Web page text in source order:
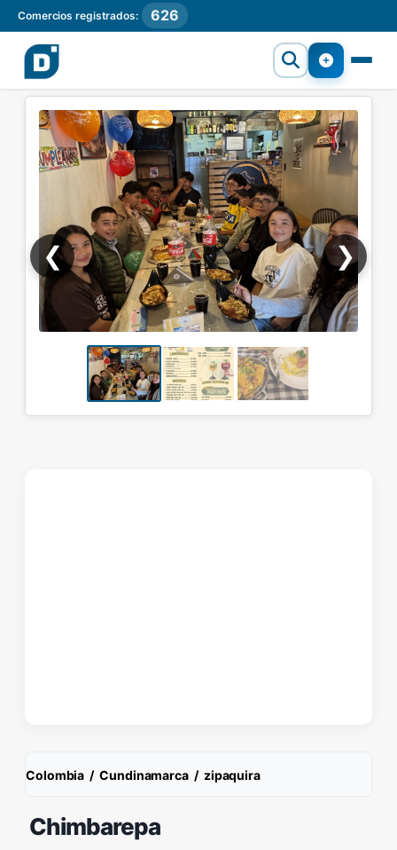
Comercios registrados: 626
❮ ❯
Colombia / Cundinamarca / zipaquira
Chimbarepa